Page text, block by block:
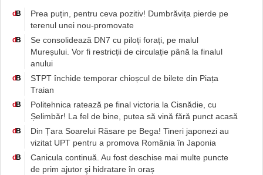
d B
Prea puțin, pentru ceva pozitiv! Dumbrăvița pierde pe
terenul unei nou-promovate
d B
Se consolidează DN7 cu piloți forați, pe malul
Mureșului. Vor fi restricții de circulație până la finalul
anului
d B
STPT închide temporar chioșcul de bilete din Piața
Traian
d B
Politehnica ratează pe final victoria la Cisnădie, cu
Șelimbăr! La fel de bine, putea să vină fără punct acasă
d B
Din Țara Soarelui Răsare pe Bega! Tineri japonezi au
vizitat UPT pentru a promova România în Japonia
d B
Canicula continuă. Au fost deschise mai multe puncte
de prim ajutor şi hidratare în oraș